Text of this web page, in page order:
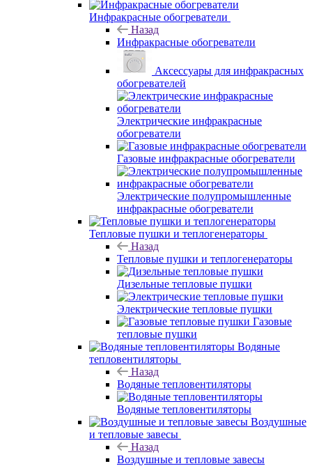
Инфракрасные обогреватели
Назад
Инфракрасные обогреватели
Аксессуары для инфракрасных
обогревателей
Электрические инфракрасные
обогреватели
Газовые инфракрасные обогреватели
Электрические полупромышленные
инфракрасные обогреватели
Тепловые пушки и теплогенераторы
Назад
Тепловые пушки и теплогенераторы
Дизельные тепловые пушки
Электрические тепловые пушки
Газовые
тепловые пушки
Водяные
тепловентиляторы
Назад
Водяные тепловентиляторы
Водяные тепловентиляторы
Воздушные
и тепловые завесы
Назад
Воздушные и тепловые завесы